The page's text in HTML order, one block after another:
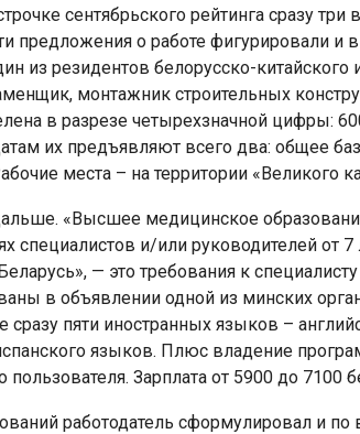
сентябрьского рейтинга сразу
предложения о работе фигурировали и
из резидентов белорусско-китайского
монтажник строительных
в разрезе четырехзначной цифры:
их предъявляют всего два: общее
места – на территории «Великого
«Высшее медицинское
специалистов и/или руководителей от
— это требования к
в объявлении одной из минских
сразу пяти иностранных языков –
языков. Плюс владение
пользователя. Зарплата от 5900 до 7100
работодатель сформулировал и по